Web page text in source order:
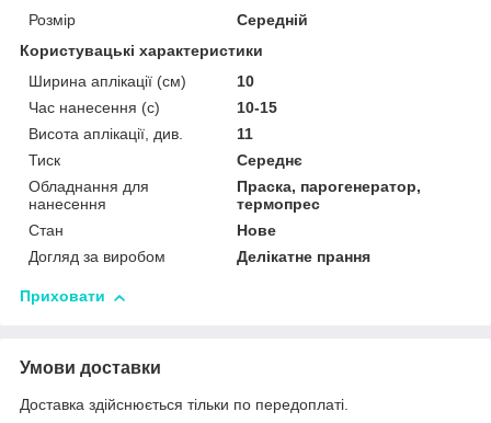
Розмір
Середній
Користувацькі характеристики
Ширина аплікації (см)
10
Час нанесення (с)
10-15
Висота аплікації, див.
11
Тиск
Середнє
Обладнання для
нанесення
Праска, парогенератор,
термопрес
Стан
Нове
Догляд за виробом
Делікатне прання
Приховати
Умови доставки
Доставка здійснюється тільки по передоплаті.